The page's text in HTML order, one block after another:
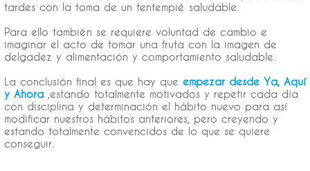
tardes con la toma de un tentempié saludable.
Para ello también se requiere voluntad de cambio e
imaginar el acto de tomar una fruta con la imagen de
delgadez y alimentación y comportamiento saludable.
La conclusión final es que hay que empezar desde Ya, Aquí
y Ahora ,estando totalmente motivados y repetir cada día
con disciplina y determinación el hábito nuevo para así
modificar nuestros hábitos anteriores, pero creyendo y
estando totalmente convencidos de lo que se quiere
conseguir.